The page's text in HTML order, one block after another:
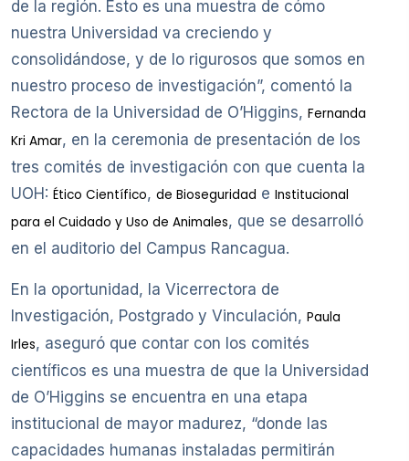
de la región. Esto es una muestra de cómo
nuestra Universidad va creciendo y
consolidándose, y de lo rigurosos que somos en
nuestro proceso de investigación”, comentó la
Rectora de la Universidad de O’Higgins, Fernanda
Kri Amar, en la ceremonia de presentación de los
tres comités de investigación con que cuenta la
UOH: Ético Científico, de Bioseguridad e Institucional
para el Cuidado y Uso de Animales, que se desarrolló
en el auditorio del Campus Rancagua.
En la oportunidad, la Vicerrectora de
Investigación, Postgrado y Vinculación, Paula
Irles, aseguró que contar con los comités
científicos es una muestra de que la Universidad
de O’Higgins se encuentra en una etapa
institucional de mayor madurez, “donde las
capacidades humanas instaladas permitirán